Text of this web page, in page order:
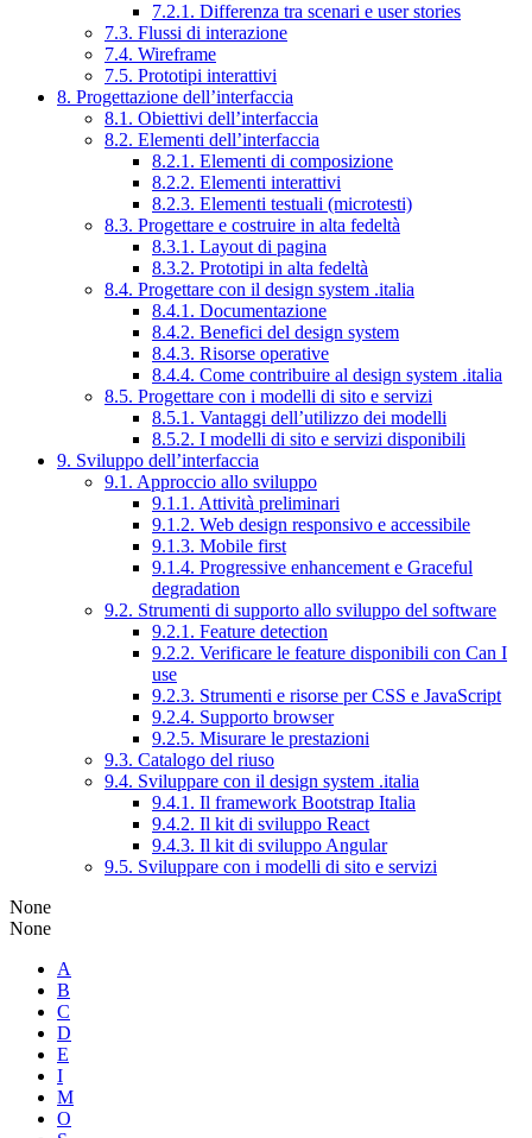
7.2.1. Differenza tra scenari e user stories
7.3. Flussi di interazione
7.4. Wireframe
7.5. Prototipi interattivi
8. Progettazione dell’interfaccia
8.1. Obiettivi dell’interfaccia
8.2. Elementi dell’interfaccia
8.2.1. Elementi di composizione
8.2.2. Elementi interattivi
8.2.3. Elementi testuali (microtesti)
8.3. Progettare e costruire in alta fedeltà
8.3.1. Layout di pagina
8.3.2. Prototipi in alta fedeltà
8.4. Progettare con il design system .italia
8.4.1. Documentazione
8.4.2. Benefici del design system
8.4.3. Risorse operative
8.4.4. Come contribuire al design system .italia
8.5. Progettare con i modelli di sito e servizi
8.5.1. Vantaggi dell’utilizzo dei modelli
8.5.2. I modelli di sito e servizi disponibili
9. Sviluppo dell’interfaccia
9.1. Approccio allo sviluppo
9.1.1. Attività preliminari
9.1.2. Web design responsivo e accessibile
9.1.3. Mobile first
9.1.4. Progressive enhancement e Graceful
degradation
9.2. Strumenti di supporto allo sviluppo del software
9.2.1. Feature detection
9.2.2. Verificare le feature disponibili con Can I
use
9.2.3. Strumenti e risorse per CSS e JavaScript
9.2.4. Supporto browser
9.2.5. Misurare le prestazioni
9.3. Catalogo del riuso
9.4. Sviluppare con il design system .italia
9.4.1. Il framework Bootstrap Italia
9.4.2. Il kit di sviluppo React
9.4.3. Il kit di sviluppo Angular
9.5. Sviluppare con i modelli di sito e servizi
None
None
A
B
C
D
E
I
M
O